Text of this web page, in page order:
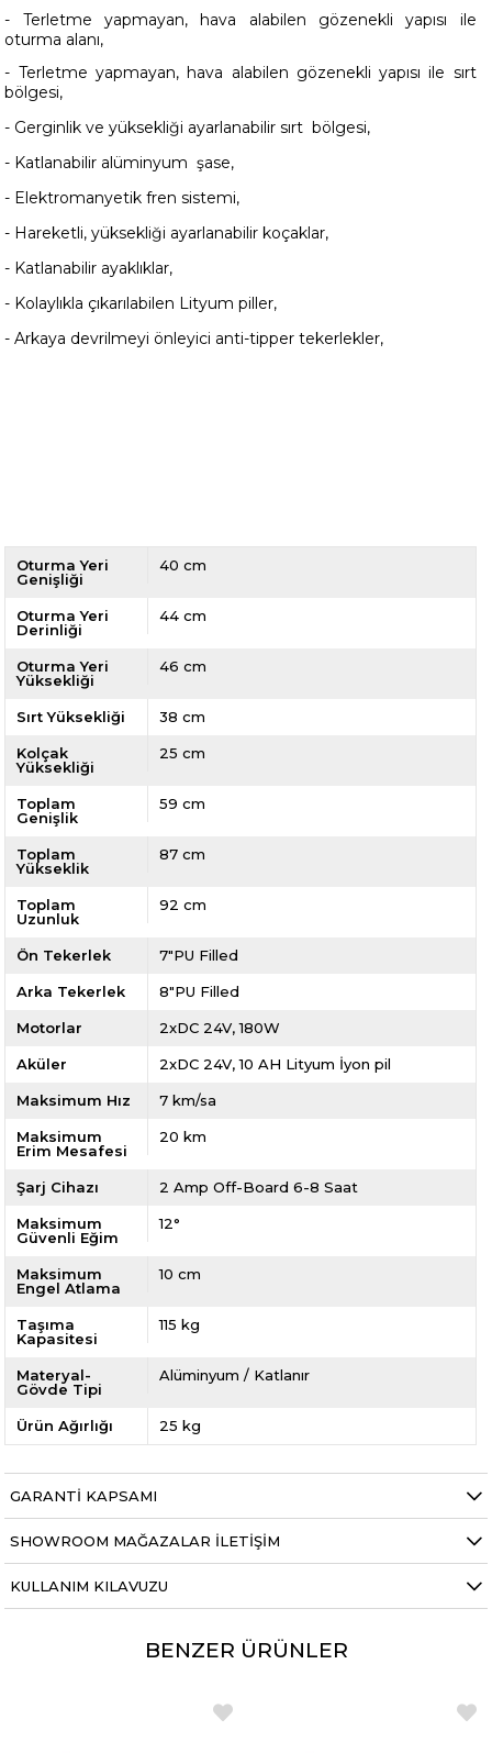
- Terletme yapmayan, hava alabilen gözenekli yapısı ile
oturma alanı,
- Terletme yapmayan, hava alabilen gözenekli yapısı ile sırt
bölgesi,
- Gerginlik ve yüksekliği ayarlanabilir sırt bölgesi,
- Katlanabilir alüminyum şase,
- Elektromanyetik fren sistemi,
- Hareketli, yüksekliği ayarlanabilir koçaklar,
- Katlanabilir ayaklıklar,
- Kolaylıkla çıkarılabilen Lityum piller,
- Arkaya devrilmeyi önleyici anti-tipper tekerlekler,
Oturma Yeri
Genişliği
40 cm
Oturma Yeri
Derinliği
44 cm
Oturma Yeri
Yüksekliği
46 cm
Sırt Yüksekliği 38 cm
Kolçak
Yüksekliği
25 cm
Toplam
Genişlik
59 cm
Toplam
Yükseklik
87 cm
Toplam
Uzunluk
92 cm
Ön Tekerlek 7"PU Filled
Arka Tekerlek 8"PU Filled
Motorlar 2xDC 24V, 180W
Aküler 2xDC 24V, 10 AH Lityum İyon pil
Maksimum Hız 7 km/sa
Maksimum
Erim Mesafesi
20 km
Şarj Cihazı 2 Amp Off-Board 6-8 Saat
Maksimum
Güvenli Eğim
12°
Maksimum
Engel Atlama
10 cm
Taşıma
Kapasitesi
115 kg
Materyal-
Gövde Tipi
Alüminyum / Katlanır
Ürün Ağırlığı 25 kg
GARANTI KAPSAMI
SHOWROOM MAĞAZALAR İLETIŞIM
KULLANIM KILAVUZU
BENZER ÜRÜNLER